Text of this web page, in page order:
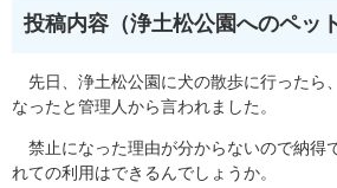
投稿内容（浄土松公園へのペッ
先日、浄土松公園に犬の散歩に行ったら
なったと管理人から言われました。
禁止になった理由が分からないので納得
れての利用はできるんでしょうか。